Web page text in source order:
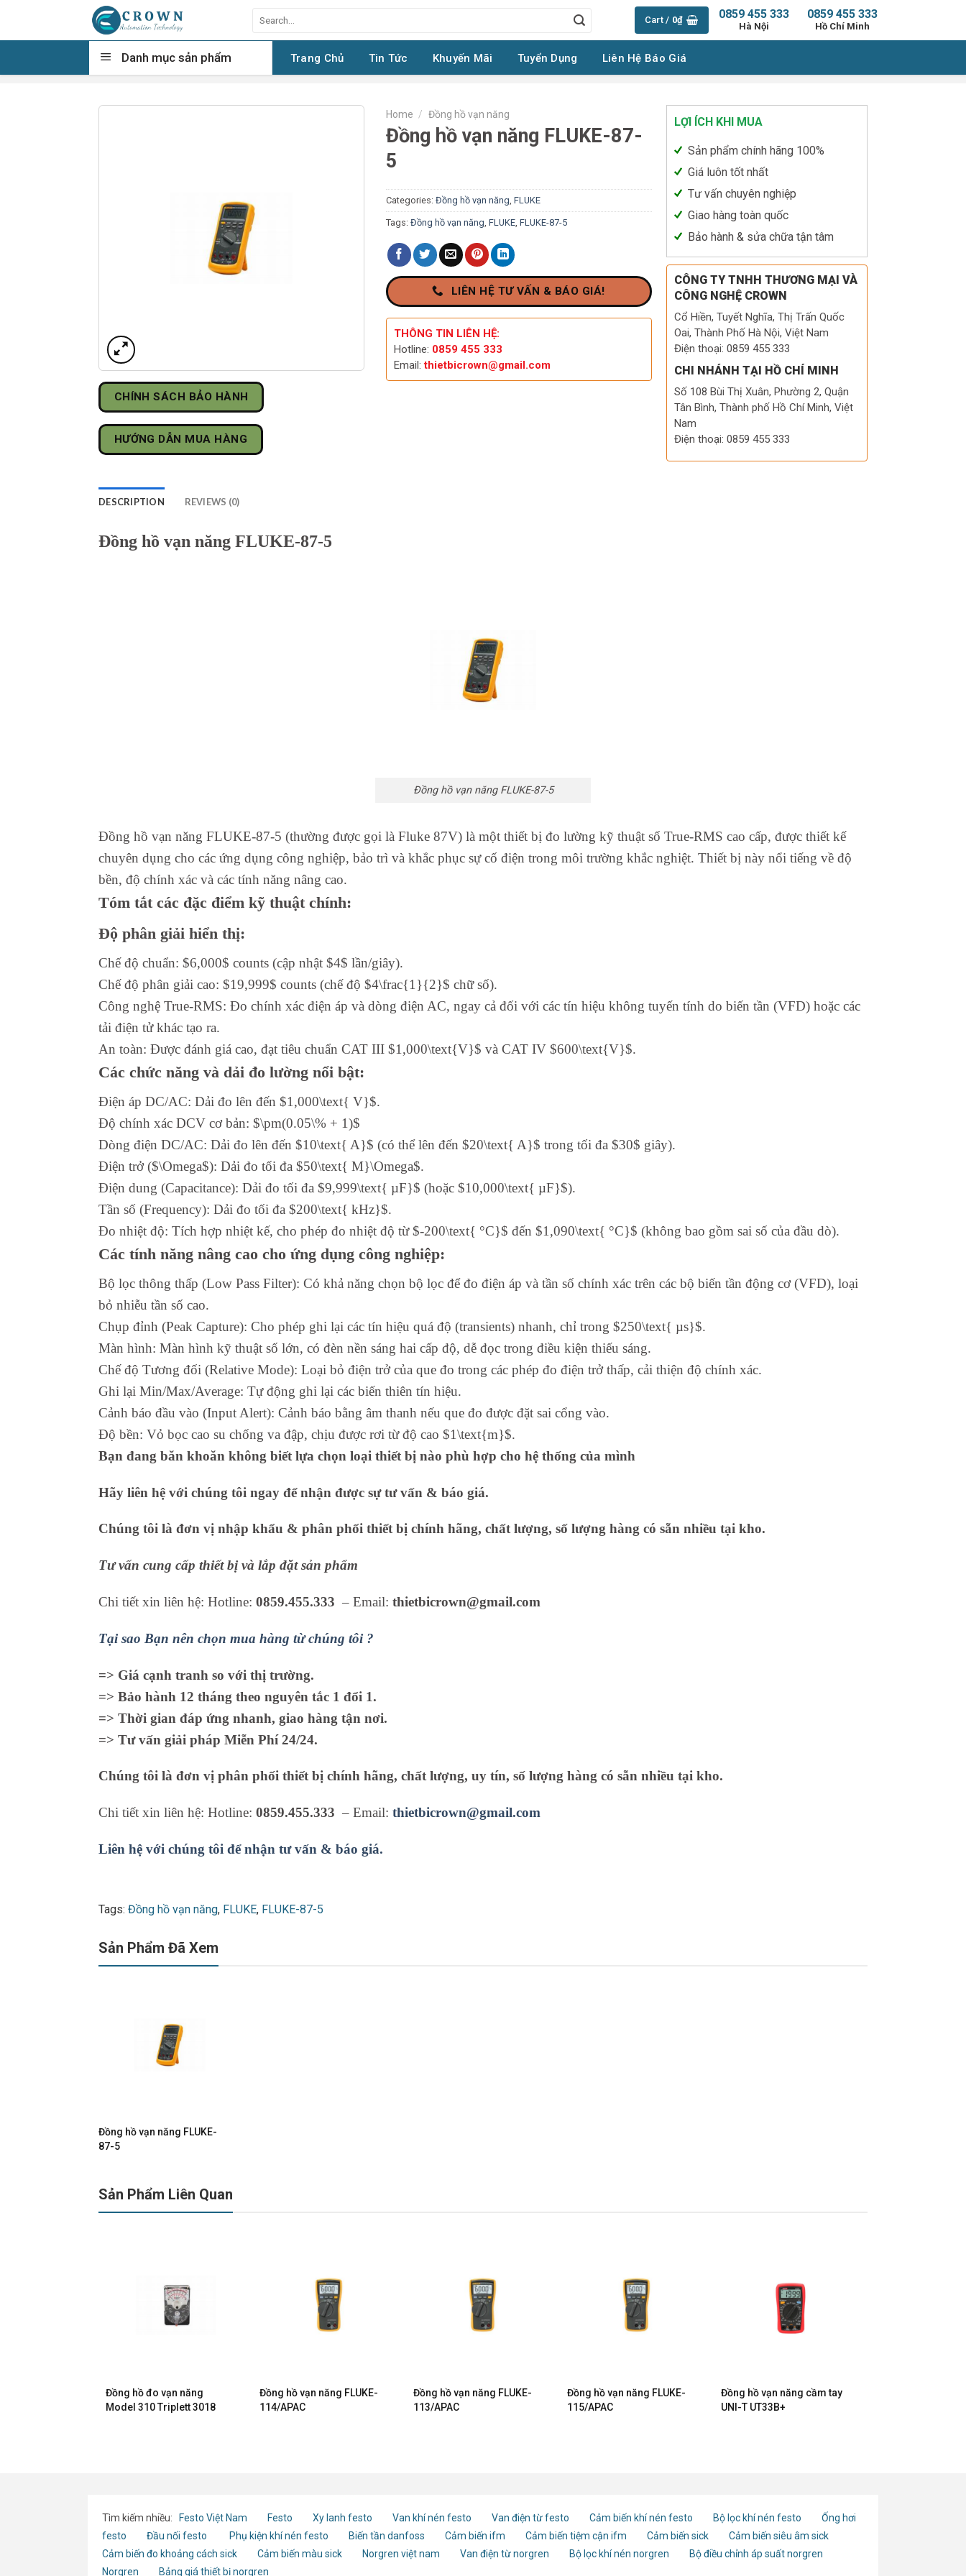
content
for:
Cart / 0₫ 0859 455 333
Hồ Chí Minh
0859 455 333
Hà Nội
Danh mục sản phẩm Trang Chủ Tin Tức Khuyến Mãi Tuyển Dụng Liên Hệ Báo Giá
CHÍNH SÁCH BẢO HÀNH
HƯỚNG DẪN MUA HÀNG
Home / Đồng hồ vạn năng
Đồng hồ vạn năng FLUKE-87-
5
Categories:Đồng hồ vạn năng ,FLUKE
Tags:Đồng hồ vạn năng ,FLUKE ,FLUKE-87-5
LIÊN HỆ TƯ VẤN & BÁO GIÁ!
THÔNG TIN LIÊN HỆ:
Hotline: 0859 455 333
Email:thietbicrown@gmail.com
LỢI ÍCH KHI MUA
Sản phẩm chính hãng 100%
Giá luôn tốt nhất
Tư vấn chuyên nghiệp
Giao hàng toàn quốc
Bảo hành & sửa chữa tận tâm
CÔNG TY TNHH THƯƠNG MẠI VÀ
CÔNG NGHỆ CROWN
Cổ Hiền, Tuyết Nghĩa, Thị Trấn Quốc
Oai, Thành Phố Hà Nội, Việt Nam
Điện thoại: 0859 455 333
CHI NHÁNH TẠI HỒ CHÍ MINH
Số 108 Bùi Thị Xuân, Phường 2, Quận
Tân Bình, Thành phố Hồ Chí Minh, Việt
Nam
Điện thoại: 0859 455 333
DESCRIPTION REVIEWS (0)
Đồng hồ vạn năng FLUKE-87-5
Đồng hồ vạn năng FLUKE-87-5
Đồng hồ vạn năng FLUKE-87-5 (thường được gọi là Fluke 87V) là một thiết bị đo lường kỹ thuật số True-RMS cao cấp, được thiết kế
chuyên dụng cho các ứng dụng công nghiệp, bảo trì và khắc phục sự cố điện trong môi trường khắc nghiệt. Thiết bị này nổi tiếng về độ
bền, độ chính xác và các tính năng nâng cao.
Tóm tắt các đặc điểm kỹ thuật chính:
Độ phân giải hiển thị:
Chế độ chuẩn: $6,000$ counts (cập nhật $4$ lần/giây).
Chế độ phân giải cao: $19,999$ counts (chế độ $4\frac{1}{2}$ chữ số).
Công nghệ True-RMS: Đo chính xác điện áp và dòng điện AC, ngay cả đối với các tín hiệu không tuyến tính do biến tần (VFD) hoặc các
tải điện tử khác tạo ra.
An toàn: Được đánh giá cao, đạt tiêu chuẩn CAT III $1,000\text{V}$ và CAT IV $600\text{V}$.
Các chức năng và dải đo lường nổi bật:
Điện áp DC/AC: Dải đo lên đến $1,000\text{ V}$.
Độ chính xác DCV cơ bản: $\pm(0.05\% + 1)$
Dòng điện DC/AC: Dải đo lên đến $10\text{ A}$ (có thể lên đến $20\text{ A}$ trong tối đa $30$ giây).
Điện trở ($\Omega$): Dải đo tối đa $50\text{ M}\Omega$.
Điện dung (Capacitance): Dải đo tối đa $9,999\text{ µF}$ (hoặc $10,000\text{ µF}$).
Tần số (Frequency): Dải đo tối đa $200\text{ kHz}$.
Đo nhiệt độ: Tích hợp nhiệt kế, cho phép đo nhiệt độ từ $-200\text{ °C}$ đến $1,090\text{ °C}$ (không bao gồm sai số của đầu dò).
Các tính năng nâng cao cho ứng dụng công nghiệp:
Bộ lọc thông thấp (Low Pass Filter): Có khả năng chọn bộ lọc để đo điện áp và tần số chính xác trên các bộ biến tần động cơ (VFD), loại
bỏ nhiễu tần số cao.
Chụp đỉnh (Peak Capture): Cho phép ghi lại các tín hiệu quá độ (transients) nhanh, chỉ trong $250\text{ µs}$.
Màn hình: Màn hình kỹ thuật số lớn, có đèn nền sáng hai cấp độ, dễ đọc trong điều kiện thiếu sáng.
Chế độ Tương đối (Relative Mode): Loại bỏ điện trở của que đo trong các phép đo điện trở thấp, cải thiện độ chính xác.
Ghi lại Min/Max/Average: Tự động ghi lại các biến thiên tín hiệu.
Cảnh báo đầu vào (Input Alert): Cảnh báo bằng âm thanh nếu que đo được đặt sai cổng vào.
Độ bền: Vỏ bọc cao su chống va đập, chịu được rơi từ độ cao $1\text{m}$.
Bạn đang băn khoăn không biết lựa chọn loại thiết bị nào phù hợp cho hệ thống của mình
Hãy liên hệ với chúng tôi ngay để nhận được sự tư vấn & báo giá.
Chúng tôi là đơn vị nhập khẩu & phân phối thiết bị chính hãng, chất lượng, số lượng hàng có sẵn nhiều tại kho.
Tư vấn cung cấp thiết bị và lắp đặt sản phẩm
Chi tiết xin liên hệ: Hotline: 0859.455.333 – Email: thietbicrown@gmail.com
Tại sao Bạn nên chọn mua hàng từ chúng tôi ?
=> Giá cạnh tranh so với thị trường.
=> Bảo hành 12 tháng theo nguyên tắc 1 đổi 1.
=> Thời gian đáp ứng nhanh, giao hàng tận nơi.
=> Tư vấn giải pháp Miễn Phí 24/24.
Chúng tôi là đơn vị phân phối thiết bị chính hãng, chất lượng, uy tín, số lượng hàng có sẵn nhiều tại kho.
Chi tiết xin liên hệ: Hotline: 0859.455.333 – Email: thietbicrown@gmail.com
Liên hệ với chúng tôi để nhận tư vấn & báo giá.
Tags: Đồng hồ vạn năng, FLUKE, FLUKE-87-5
Sản Phẩm Đã Xem
Đồng hồ vạn năng FLUKE-
87-5
Sản Phẩm Liên Quan
Đồng hồ đo vạn năng
Model 310 Triplett 3018
Đồng hồ vạn năng FLUKE-
114/APAC
Đồng hồ vạn năng FLUKE-
113/APAC
Đồng hồ vạn năng FLUKE-
115/APAC
Đồng hồ vạn năng cầm tay
UNI-T UT33B+
Tìm kiếm nhiều: Festo Việt Nam Festo Xy lanh festo Van khí nén festo Van điện từ festo Cảm biến khí nén festo Bộ lọc khí nén festo
Ống hơi
festo
Đầu nối festo Phụ kiện khí nén festo Biến tần danfoss Cảm biến ifm Cảm biến tiệm cận ifm Cảm biến sick
Cảm biến siêu âm sick
Cảm biến đo khoảng cách sick
Cảm biến màu sick Norgren việt nam Van điện từ norgren Bộ lọc khí nén norgren
Bộ điều chỉnh áp suất norgren
Norgren
Bảng giá thiết bị norgren